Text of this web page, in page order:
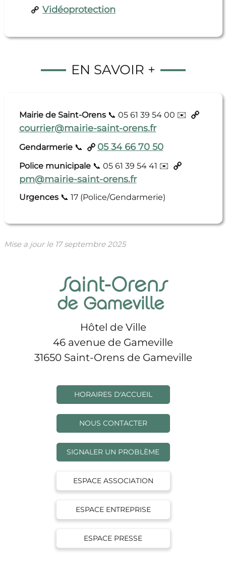
Vidéoprotection
EN SAVOIR +
Mairie de Saint-Orens 📞 05 61 39 54 00 ✉️
courrier@mairie-saint-orens.fr
Gendarmerie 📞 05 34 66 70 50
Police municipale 📞 05 61 39 54 41 ✉️
pm@mairie-saint-orens.fr
Urgences 📞 17 (Police/Gendarmerie)
Mise a jour le 17 septembre 2025
Hôtel de Ville
46 avenue de Gameville
31650 Saint-Orens de Gameville
HORAIRES D'ACCUEIL
NOUS CONTACTER
SIGNALER UN PROBLÈME
ESPACE ASSOCIATION
ESPACE ENTREPRISE
ESPACE PRESSE